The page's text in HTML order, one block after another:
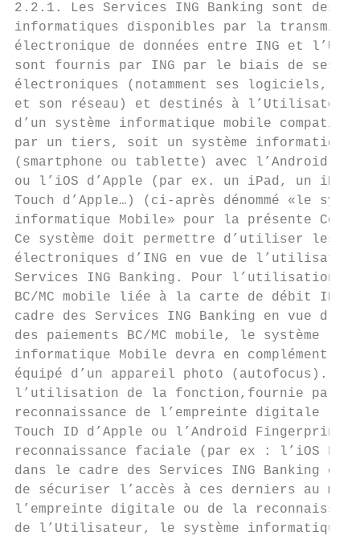
2.2.1. Les Services ING Banking sont
informatiques disponibles par la
électronique de données entre ING et
sont fournis par ING par le biais de ses
électroniques (notamment ses logiciels,
et son réseau) et destinés à
d’un système informatique mobile
par un tiers, soit un système
(smartphone ou tablette) avec l’Android
ou l’iOS d’Apple (par ex. un iPad, un
Touch d’Apple…) (ci-après dénommé «le
informatique Mobile» pour la présente
Ce système doit permettre d’utiliser les
électroniques d’ING en vue de
Services ING Banking. Pour l’utilisation
BC/MC mobile liée à la carte de débit
cadre des Services ING Banking en vue
des paiements BC/MC mobile, le
informatique Mobile devra en
équipé d’un appareil photo (autofocus).
l’utilisation de la fonction,fournie par
reconnaissance de l’empreinte digitale
Touch ID d’Apple ou l’Android
reconnaissance faciale (par ex : l’iOS
dans le cadre des Services ING Banking
de sécuriser l’accès à ces derniers au
l’empreinte digitale ou de la
de l’Utilisateur, le système informatique